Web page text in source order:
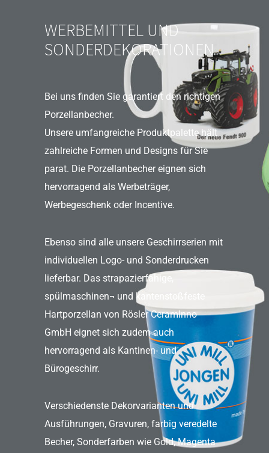
WERBEMITTEL UND
SONDERDEKORATIONEN
Bei uns finden Sie garantiert den richtigen
Porzellanbecher.
Unsere umfangreiche Produktpalette hält
zahlreiche Formen und Designs für Sie
parat. Die Porzellanbecher eignen sich
hervorragend als Werbeträger,
Werbegeschenk oder Incentive.
Ebenso sind alle unsere Geschirrserien mit
individuellen Logo- und Sonderdrucken
lieferbar. Das strapazierfähige,
spülmaschinen¬ und kantenstoßfeste
Hartporzellan von Rösler CeramInno
GmbH eignet sich zudem auch
hervorragend als Kantinen- und
Bürogeschirr.
Verschiedenste Dekorvarianten und
Ausführungen, Gravuren, farbig veredelte
Becher, Sonderfarben wie Gold, Magenta